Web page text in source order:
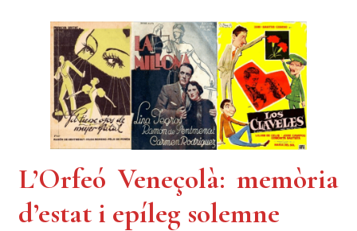
L’Orfeó Veneçolà: memòria
d’estat i epíleg solemne